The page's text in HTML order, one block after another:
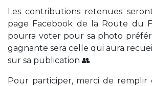
Les contributions retenues
page Facebook de la Route du
pourra voter pour sa photo
gagnante sera celle qui aura
sur sa publication 👥
Pour participer, merci de remplir